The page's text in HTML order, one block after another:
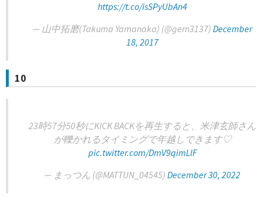
https://t.co/isSPyUbAn4
— 山中拓磨(Takuma Yamanaka) (@gern3137) December
18, 2017
10
23時57分50秒にKICK BACKを再生すると、米津玄師さん
が轢かれるタイミングで年越しできます♡
pic.twitter.com/DmV9qimLlF
— まっつん (@MATTUN_04545) December 30, 2022